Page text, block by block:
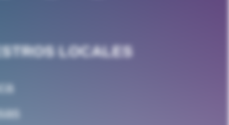
LOCALES